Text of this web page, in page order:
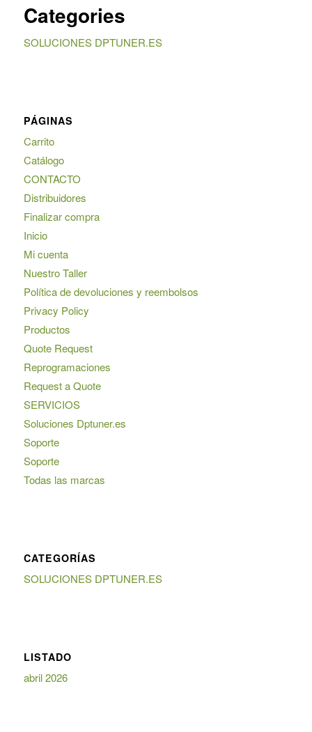
Categories
SOLUCIONES DPTUNER.ES
PÁGINAS
Carrito
Catálogo
CONTACTO
Distribuidores
Finalizar compra
Inicio
Mi cuenta
Nuestro Taller
Política de devoluciones y reembolsos
Privacy Policy
Productos
Quote Request
Reprogramaciones
Request a Quote
SERVICIOS
Soluciones Dptuner.es
Soporte
Soporte
Todas las marcas
CATEGORÍAS
SOLUCIONES DPTUNER.ES
LISTADO
abril 2026